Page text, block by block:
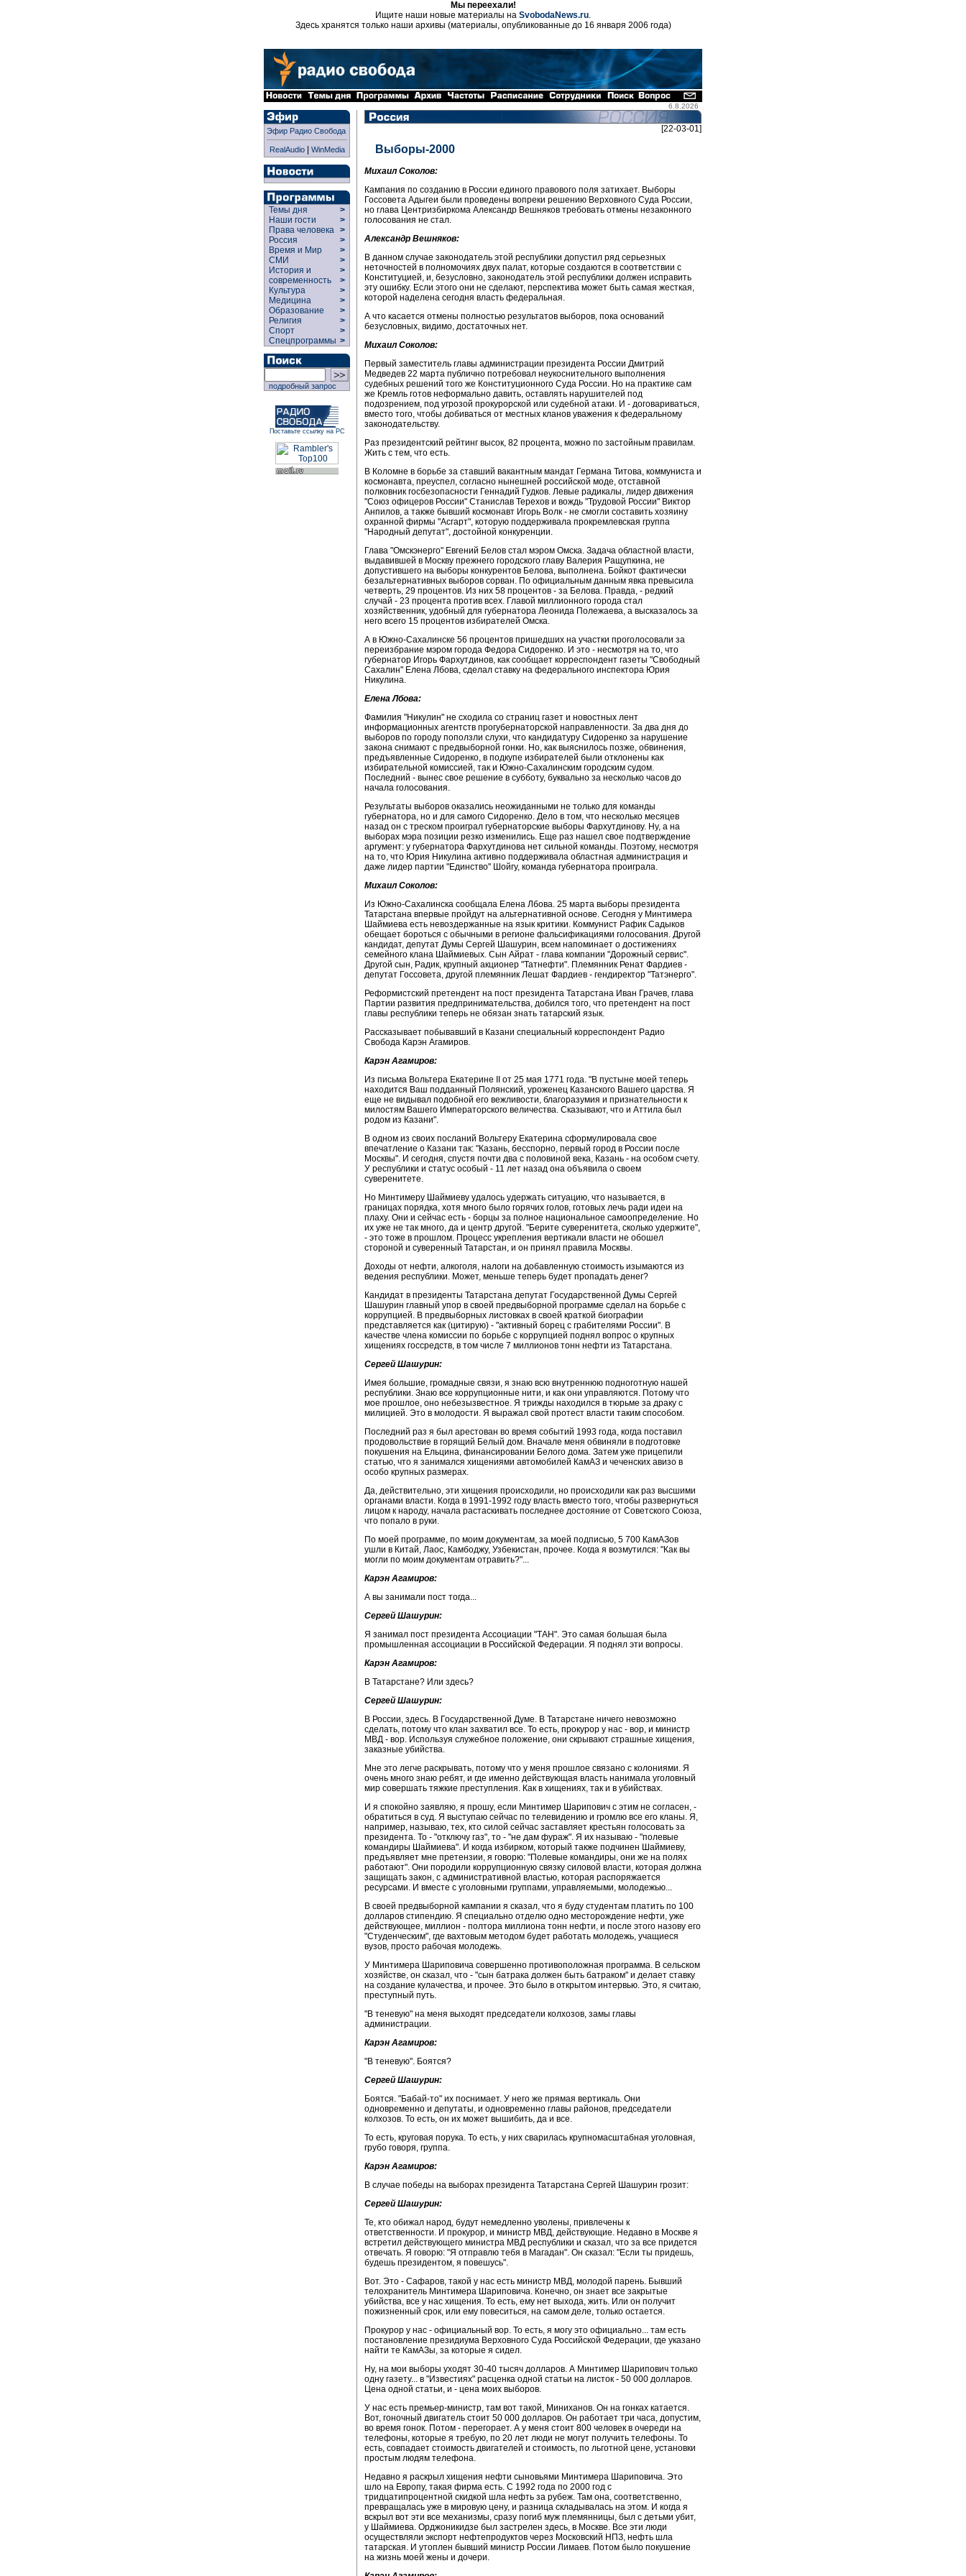
Мы переехали!
Ищите наши новые материалы на SvobodaNews.ru.
Здесь хранятся только наши архивы (материалы, опубликованные до 16 января 2006 года)
6.8.2026
Эфир Радио Свобода
RealAudio| WinMedia
Темы дня
>
Наши гости
>
Права человека >
Россия
>
Время и Мир
>
СМИ
>
История и
современность
>
>
Культура
>
Медицина
>
Образование
>
Религия
>
Спорт
>
Спецпрограммы >
подробный запрос
Поставьте ссылку на РС
[22-03-01]
Выборы-2000
Михаил Соколов:
Кампания по созданию в России единого правового поля затихает. Выборы
Госсовета Адыгеи были проведены вопреки решению Верховного Суда России,
но глава Центризбиркома Александр Вешняков требовать отмены незаконного
голосования не стал.
Александр Вешняков:
В данном случае законодатель этой республики допустил ряд серьезных
неточностей в полномочиях двух палат, которые создаются в соответствии с
Конституцией, и, безусловно, законодатель этой республики должен исправить
эту ошибку. Если этого они не сделают, перспектива может быть самая жесткая,
которой наделена сегодня власть федеральная.
А что касается отмены полностью результатов выборов, пока оснований
безусловных, видимо, достаточных нет.
Михаил Соколов:
Первый заместитель главы администрации президента России Дмитрий
Медведев 22 марта публично потребовал неукоснительного выполнения
судебных решений того же Конституционного Суда России. Но на практике сам
же Кремль готов неформально давить, оставлять нарушителей под
подозрением, под угрозой прокурорской или судебной атаки. И - договариваться,
вместо того, чтобы добиваться от местных кланов уважения к федеральному
законодательству.
Раз президентский рейтинг высок, 82 процента, можно по застойным правилам.
Жить с тем, что есть.
В Коломне в борьбе за ставший вакантным мандат Германа Титова, коммуниста и
космонавта, преуспел, согласно нынешней российской моде, отставной
полковник госбезопасности Геннадий Гудков. Левые радикалы, лидер движения
"Союз офицеров России" Станислав Терехов и вождь "Трудовой России" Виктор
Анпилов, а также бывший космонавт Игорь Волк - не смогли составить хозяину
охранной фирмы "Асгарт", которую поддерживала прокремлевская группа
"Народный депутат", достойной конкуренции.
Глава "Омскэнерго" Евгений Белов стал мэром Омска. Задача областной власти,
выдавившей в Москву прежнего городского главу Валерия Ращупкина, не
допустившего на выборы конкурентов Белова, выполнена. Бойкот фактически
безальтернативных выборов сорван. По официальным данным явка превысила
четверть, 29 процентов. Из них 58 процентов - за Белова. Правда, - редкий
случай - 23 процента против всех. Главой миллионного города стал
хозяйственник, удобный для губернатора Леонида Полежаева, а высказалось за
него всего 15 процентов избирателей Омска.
А в Южно-Сахалинске 56 процентов пришедших на участки проголосовали за
переизбрание мэром города Федора Сидоренко. И это - несмотря на то, что
губернатор Игорь Фархутдинов, как сообщает корреспондент газеты "Свободный
Сахалин" Елена Лбова, сделал ставку на федерального инспектора Юрия
Никулина.
Елена Лбова:
Фамилия "Никулин" не сходила со страниц газет и новостных лент
информационных агентств прогубернаторской направленности. За два дня до
выборов по городу поползли слухи, что кандидатуру Сидоренко за нарушение
закона снимают с предвыборной гонки. Но, как выяснилось позже, обвинения,
предъявленные Сидоренко, в подкупе избирателей были отклонены как
избирательной комиссией, так и Южно-Сахалинским городским судом.
Последний - вынес свое решение в субботу, буквально за несколько часов до
начала голосования.
Результаты выборов оказались неожиданными не только для команды
губернатора, но и для самого Сидоренко. Дело в том, что несколько месяцев
назад он с треском проиграл губернаторские выборы Фархутдинову. Ну, а на
выборах мэра позиции резко изменились. Еще раз нашел свое подтверждение
аргумент: у губернатора Фархутдинова нет сильной команды. Поэтому, несмотря
на то, что Юрия Никулина активно поддерживала областная администрация и
даже лидер партии "Единство" Шойгу, команда губернатора проиграла.
Михаил Соколов:
Из Южно-Сахалинска сообщала Елена Лбова. 25 марта выборы президента
Татарстана впервые пройдут на альтернативной основе. Сегодня у Минтимера
Шаймиева есть невоздержанные на язык критики. Коммунист Рафик Садыков
обещает бороться с обычными в регионе фальсификациями голосования. Другой
кандидат, депутат Думы Сергей Шашурин, всем напоминает о достижениях
семейного клана Шаймиевых. Сын Айрат - глава компании "Дорожный сервис".
Другой сын, Радик, крупный акционер "Татнефти". Племянник Ренат Фардиев -
депутат Госсовета, другой племянник Лешат Фардиев - гендиректор "Татэнерго".
Реформистский претендент на пост президента Татарстана Иван Грачев, глава
Партии развития предпринимательства, добился того, что претендент на пост
главы республики теперь не обязан знать татарский язык.
Рассказывает побывавший в Казани специальный корреспондент Радио
Свобода Карэн Агамиров.
Карэн Агамиров:
Из письма Вольтера Екатерине II от 25 мая 1771 года. "В пустыне моей теперь
находится Ваш подданный Полянский, уроженец Казанского Вашего царства. Я
еще не видывал подобной его вежливости, благоразумия и признательности к
милостям Вашего Императорского величества. Сказывают, что и Аттила был
родом из Казани".
В одном из своих посланий Вольтеру Екатерина сформулировала свое
впечатление о Казани так: "Казань, бесспорно, первый город в России после
Москвы". И сегодня, спустя почти два с половиной века, Казань - на особом счету.
У республики и статус особый - 11 лет назад она объявила о своем
суверенитете.
Но Минтимеру Шаймиеву удалось удержать ситуацию, что называется, в
границах порядка, хотя много было горячих голов, готовых лечь ради идеи на
плаху. Они и сейчас есть - борцы за полное национальное самоопределение. Но
их уже не так много, да и центр другой. "Берите суверенитета, сколько удержите",
- это тоже в прошлом. Процесс укрепления вертикали власти не обошел
стороной и суверенный Татарстан, и он принял правила Москвы.
Доходы от нефти, алкоголя, налоги на добавленную стоимость изымаются из
ведения республики. Может, меньше теперь будет пропадать денег?
Кандидат в президенты Татарстана депутат Государственной Думы Сергей
Шашурин главный упор в своей предвыборной программе сделал на борьбе с
коррупцией. В предвыборных листовках в своей краткой биографии
представляется как (цитирую) - "активный борец с грабителями России". В
качестве члена комиссии по борьбе с коррупцией поднял вопрос о крупных
хищениях госсредств, в том числе 7 миллионов тонн нефти из Татарстана.
Сергей Шашурин:
Имея большие, громадные связи, я знаю всю внутреннюю подноготную нашей
республики. Знаю все коррупционные нити, и как они управляются. Потому что
мое прошлое, оно небезызвестное. Я трижды находился в тюрьме за драку с
милицией. Это в молодости. Я выражал свой протест власти таким способом.
Последний раз я был арестован во время событий 1993 года, когда поставил
продовольствие в горящий Белый дом. Вначале меня обвиняли в подготовке
покушения на Ельцина, финансировании Белого дома. Затем уже прицепили
статью, что я занимался хищениями автомобилей КамАЗ и чеченских авизо в
особо крупных размерах.
Да, действительно, эти хищения происходили, но происходили как раз высшими
органами власти. Когда в 1991-1992 году власть вместо того, чтобы развернуться
лицом к народу, начала растаскивать последнее достояние от Советского Союза,
что попало в руки.
По моей программе, по моим документам, за моей подписью, 5 700 КамАЗов
ушли в Китай, Лаос, Камбоджу, Узбекистан, прочее. Когда я возмутился: "Как вы
могли по моим документам отравить?"...
Карэн Агамиров:
А вы занимали пост тогда...
Сергей Шашурин:
Я занимал пост президента Ассоциации "ТАН". Это самая большая была
промышленная ассоциации в Российской Федерации. Я поднял эти вопросы.
Карэн Агамиров:
В Татарстане? Или здесь?
Сергей Шашурин:
В России, здесь. В Государственной Думе. В Татарстане ничего невозможно
сделать, потому что клан захватил все. То есть, прокурор у нас - вор, и министр
МВД - вор. Используя служебное положение, они скрывают страшные хищения,
заказные убийства.
Мне это легче раскрывать, потому что у меня прошлое связано с колониями. Я
очень много знаю ребят, и где именно действующая власть нанимала уголовный
мир совершать тяжкие преступления. Как в хищениях, так и в убийствах.
И я спокойно заявляю, я прошу, если Минтимер Шарипович с этим не согласен, -
обратиться в суд. Я выступаю сейчас по телевидению и громлю все его кланы. Я,
например, называю, тех, кто силой сейчас заставляет крестьян голосовать за
президента. То - "отключу газ", то - "не дам фураж". Я их называю - "полевые
командиры Шаймиева". И когда избирком, который также подчинен Шаймиеву,
предъявляет мне претензии, я говорю: "Полевые командиры, они же на полях
работают". Они породили коррупционную связку силовой власти, которая должна
защищать закон, с административной властью, которая распоряжается
ресурсами. И вместе с уголовными группами, управляемыми, молодежью...
В своей предвыборной кампании я сказал, что я буду студентам платить по 100
долларов стипендию. Я специально отделю одно месторождение нефти, уже
действующее, миллион - полтора миллиона тонн нефти, и после этого назову его
"Студенческим", где вахтовым методом будет работать молодежь, учащиеся
вузов, просто рабочая молодежь.
У Минтимера Шариповича совершенно противоположная программа. В сельском
хозяйстве, он сказал, что - "сын батрака должен быть батраком" и делает ставку
на создание кулачества, и прочее. Это было в открытом интервью. Это, я считаю,
преступный путь.
"В теневую" на меня выходят председатели колхозов, замы главы
администрации.
Карэн Агамиров:
"В теневую". Боятся?
Сергей Шашурин:
Боятся. "Бабай-то" их поснимает. У него же прямая вертикаль. Они
одновременно и депутаты, и одновременно главы районов, председатели
колхозов. То есть, он их может вышибить, да и все.
То есть, круговая порука. То есть, у них сварилась крупномасштабная уголовная,
грубо говоря, группа.
Карэн Агамиров:
В случае победы на выборах президента Татарстана Сергей Шашурин грозит:
Сергей Шашурин:
Те, кто обижал народ, будут немедленно уволены, привлечены к
ответственности. И прокурор, и министр МВД, действующие. Недавно в Москве я
встретил действующего министра МВД республики и сказал, что за все придется
отвечать. Я говорю: "Я отправлю тебя в Магадан". Он сказал: "Если ты придешь,
будешь президентом, я повешусь".
Вот. Это - Сафаров, такой у нас есть министр МВД, молодой парень. Бывший
телохранитель Минтимера Шариповича. Конечно, он знает все закрытые
убийства, все у нас хищения. То есть, ему нет выхода, жить. Или он получит
пожизненный срок, или ему повеситься, на самом деле, только остается.
Прокурор у нас - официальный вор. То есть, я могу это официально... там есть
постановление президиума Верховного Суда Российской Федерации, где указано
найти те КамАЗы, за которые я сидел.
Ну, на мои выборы уходят 30-40 тысяч долларов. А Минтимер Шарипович только
одну газету... в "Известиях" расценка одной статьи на листок - 50 000 долларов.
Цена одной статьи, и - цена моих выборов.
У нас есть премьер-министр, там вот такой, Миниханов. Он на гонках катается.
Вот, гоночный двигатель стоит 50 000 долларов. Он работает три часа, допустим,
во время гонок. Потом - перегорает. А у меня стоит 800 человек в очереди на
телефоны, которые я требую, по 20 лет люди не могут получить телефоны. То
есть, совпадает стоимость двигателей и стоимость, по льготной цене, установки
простым людям телефона.
Недавно я раскрыл хищения нефти сыновьями Минтимера Шариповича. Это
шло на Европу, такая фирма есть. С 1992 года по 2000 год с
тридцатипроцентной скидкой шла нефть за рубеж. Там она, соответственно,
превращалась уже в мировую цену, и разница складывалась на этом. И когда я
вскрыл вот эти все механизмы, сразу погиб муж племянницы, был с детьми убит,
у Шаймиева. Орджоникидзе был застрелен здесь, в Москве. Все эти люди
осуществляли экспорт нефтепродуктов через Московский НПЗ, нефть шла
татарская. И утоплен бывший министр России Лимаев. Потом было покушение
на жизнь моей жены и дочери.